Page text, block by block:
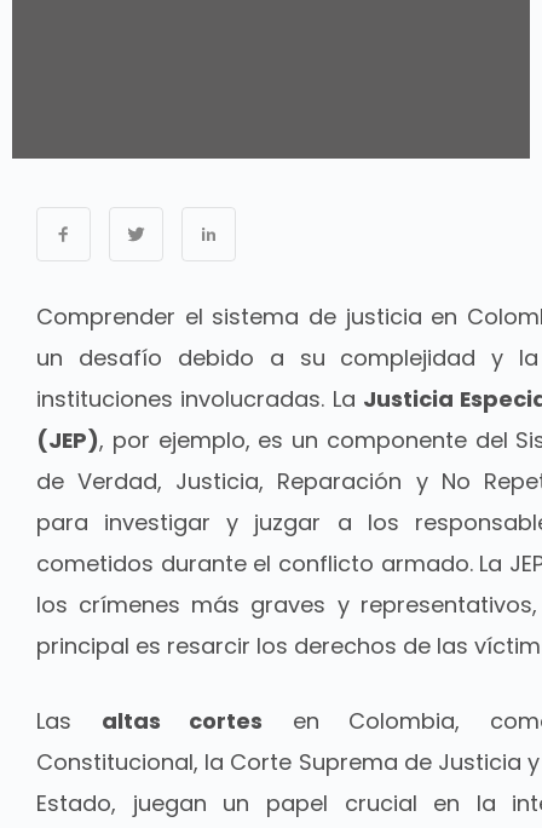
Comprender el sistema de justicia en
un desafío debido a su complejidad y
instituciones involucradas. La Justicia
(JEP), por ejemplo, es un componente del
de Verdad, Justicia, Reparación y No
para investigar y juzgar a los
cometidos durante el conflicto armado. La
los crímenes más graves y
principal es resarcir los derechos de las
Las altas cortes
en Colombia,
Constitucional, la Corte Suprema de Justicia
Estado, juegan un papel crucial en la